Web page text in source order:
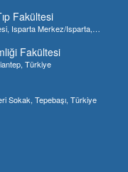
Fakültesi
Isparta Merkez/Isparta,
Fakültesi
Türkiye
Sokak, Tepebaşı, Türkiye